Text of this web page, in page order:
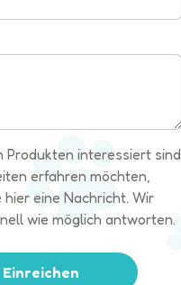
Produkten interessiert sind
erfahren möchten,
eine Nachricht. Wir
wie möglich antworten.
Einreichen